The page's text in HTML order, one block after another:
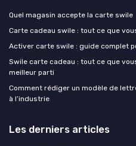
Quel magasin accepte la carte swile
Carte cadeau swile : tout ce que
Activer carte swile : guide complet
Swile carte cadeau : tout ce que
meilleur parti
Comment rédiger un modèle de
à l’industrie
Les derniers articles